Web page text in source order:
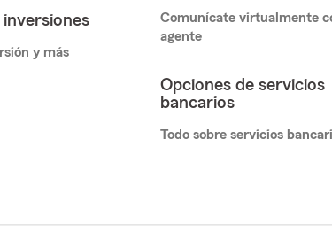
y más
Comunícate virtualmente
agente
Opciones de servicios
bancarios
Todo sobre servicios